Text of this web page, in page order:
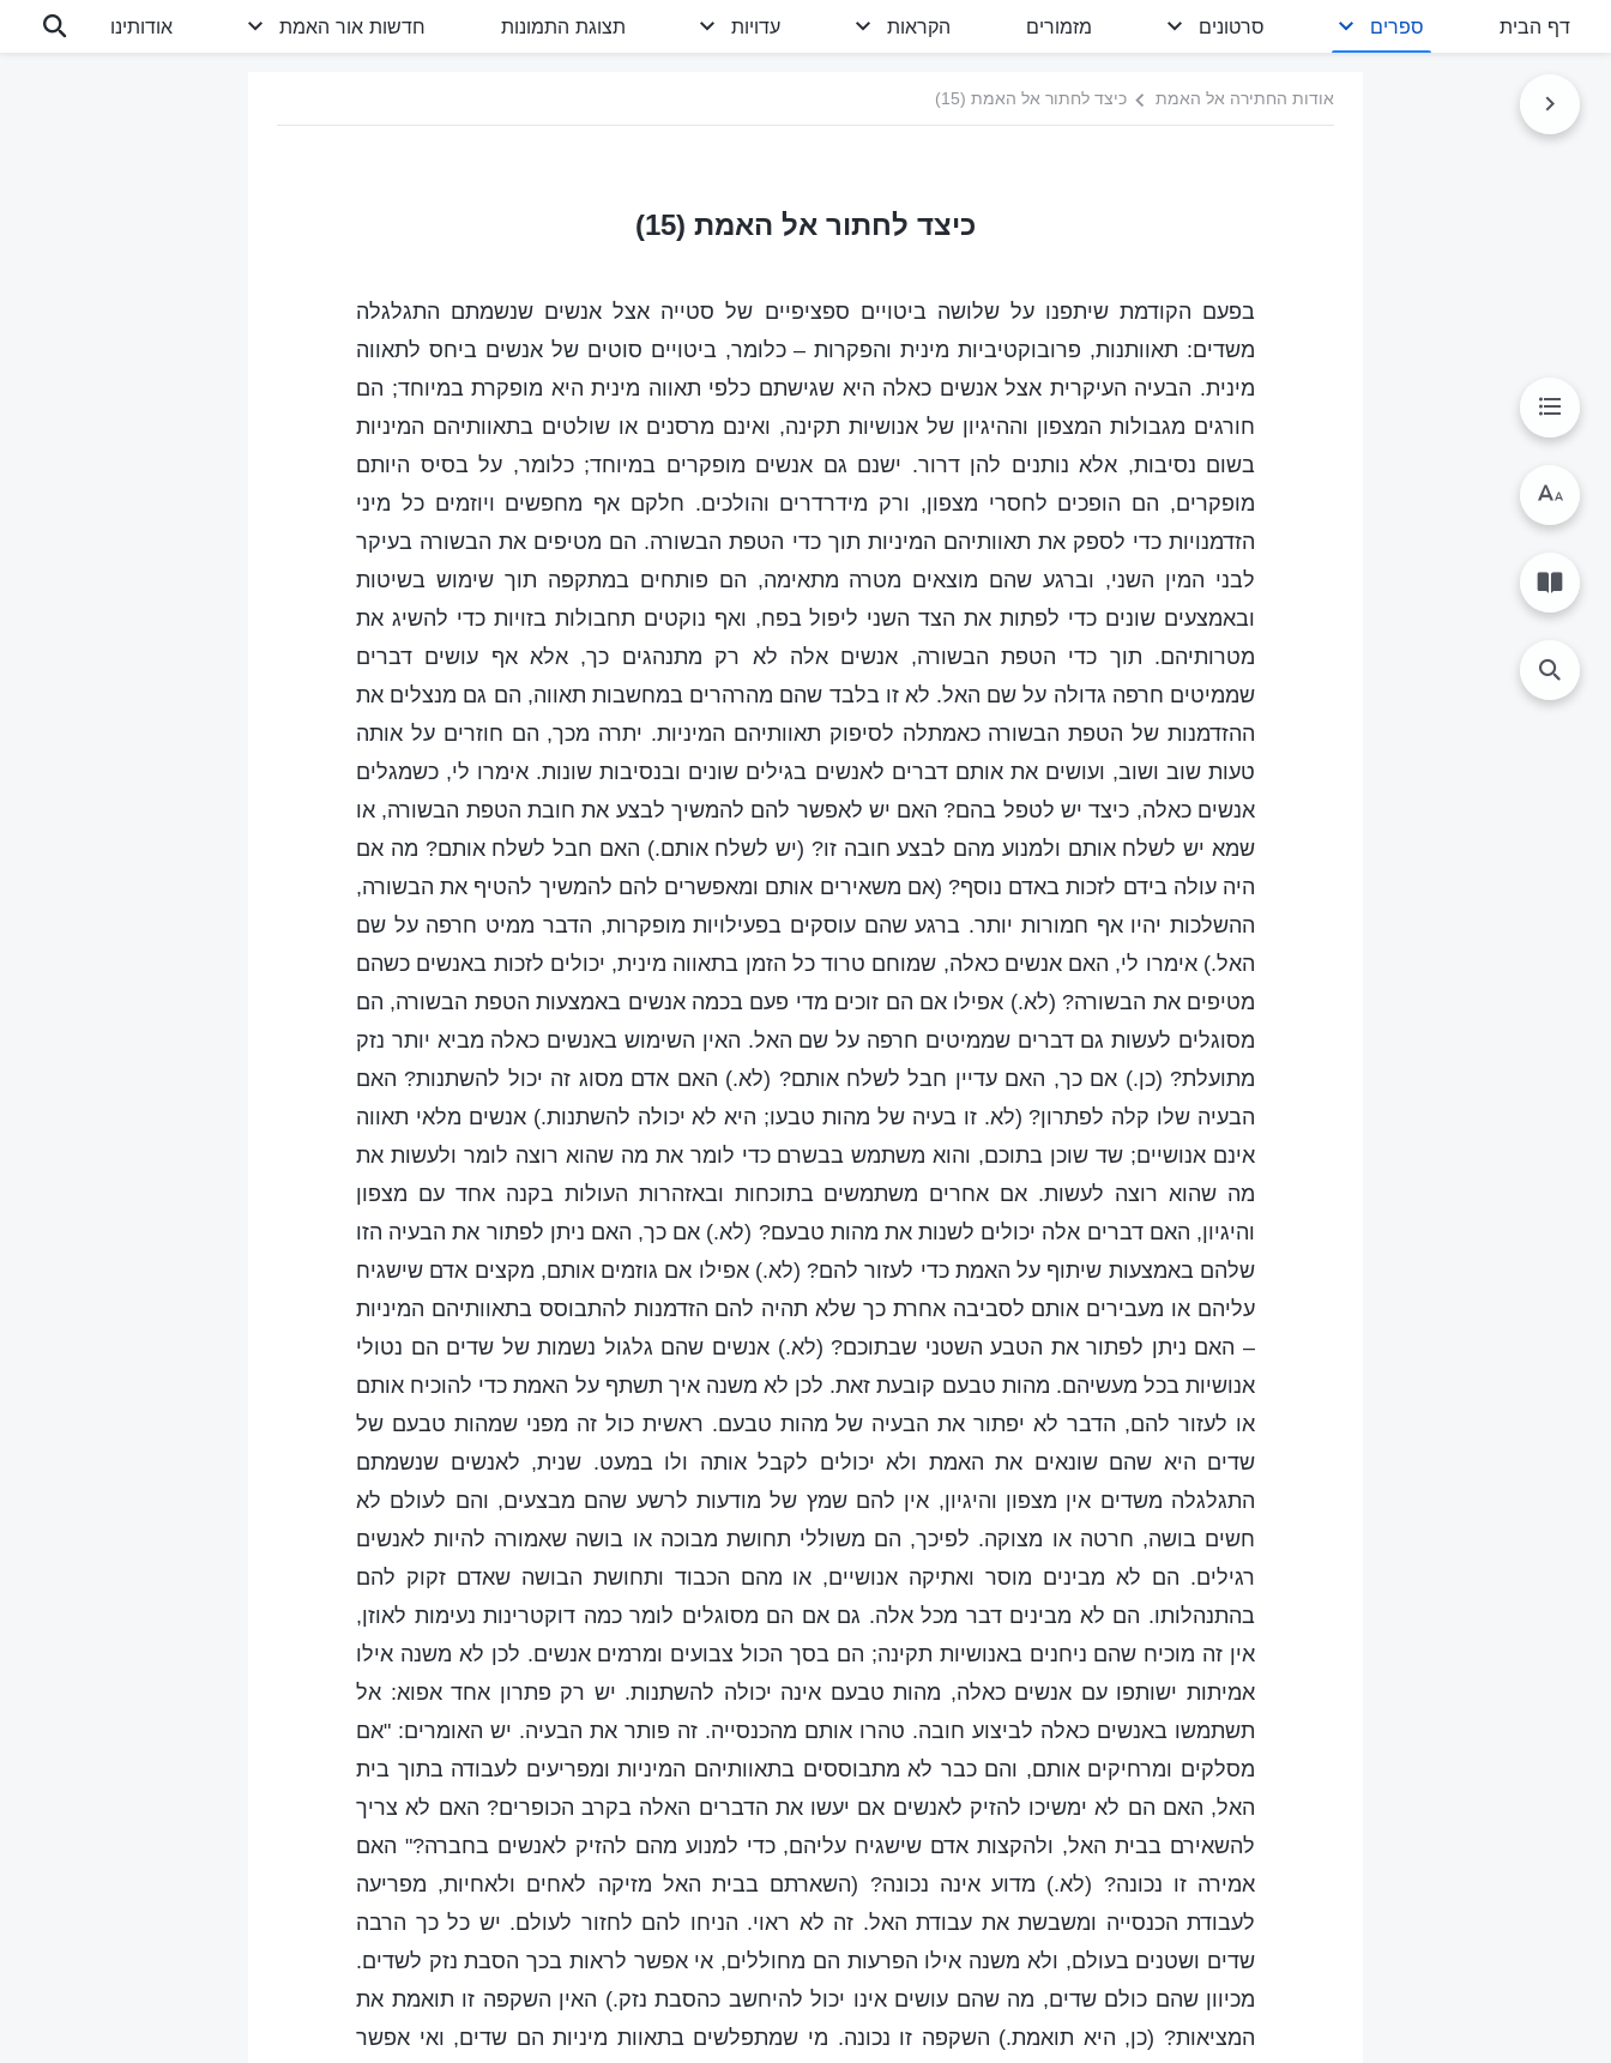
דף הבית ספרים סרטונים מזמורים הקראות עדויות תצוגת התמונות חדשות אור האמת אודותינו
אודות החתירה אל האמת כיצד לחתור אל האמת (15)
כיצד לחתור אל האמת (15)
בפעם הקודמת שיתפנו על שלושה ביטויים ספציפיים של סטייה אצל אנשים שנשמתם התגלגלה
משדים: תאוותנות, פרובוקטיביות מינית והפקרות – כלומר, ביטויים סוטים של אנשים ביחס לתאווה
מינית. הבעיה העיקרית אצל אנשים כאלה היא שגישתם כלפי תאווה מינית היא מופקרת במיוחד; הם
חורגים מגבולות המצפון וההיגיון של אנושיות תקינה, ואינם מרסנים או שולטים בתאוותיהם המיניות
בשום נסיבות, אלא נותנים להן דרור. ישנם גם אנשים מופקרים במיוחד; כלומר, על בסיס היותם
מופקרים, הם הופכים לחסרי מצפון, ורק מידרדרים והולכים. חלקם אף מחפשים ויוזמים כל מיני
הזדמנויות כדי לספק את תאוותיהם המיניות תוך כדי הטפת הבשורה. הם מטיפים את הבשורה בעיקר
לבני המין השני, וברגע שהם מוצאים מטרה מתאימה, הם פותחים במתקפה תוך שימוש בשיטות
ובאמצעים שונים כדי לפתות את הצד השני ליפול בפח, ואף נוקטים תחבולות בזויות כדי להשיג את
מטרותיהם. תוך כדי הטפת הבשורה, אנשים אלה לא רק מתנהגים כך, אלא אף עושים דברים
שממיטים חרפה גדולה על שם האל. לא זו בלבד שהם מהרהרים במחשבות תאווה, הם גם מנצלים את
ההזדמנות של הטפת הבשורה כאמתלה לסיפוק תאוותיהם המיניות. יתרה מכך, הם חוזרים על אותה
טעות שוב ושוב, ועושים את אותם דברים לאנשים בגילים שונים ובנסיבות שונות. אימרו לי, כשמגלים
אנשים כאלה, כיצד יש לטפל בהם? האם יש לאפשר להם להמשיך לבצע את חובת הטפת הבשורה, או
שמא יש לשלח אותם ולמנוע מהם לבצע חובה זו? (יש לשלח אותם.) האם חבל לשלח אותם? מה אם
היה עולה בידם לזכות באדם נוסף? (אם משאירים אותם ומאפשרים להם להמשיך להטיף את הבשורה,
ההשלכות יהיו אף חמורות יותר. ברגע שהם עוסקים בפעילויות מופקרות, הדבר ממיט חרפה על שם
האל.) אימרו לי, האם אנשים כאלה, שמוחם טרוד כל הזמן בתאווה מינית, יכולים לזכות באנשים כשהם
מטיפים את הבשורה? (לא.) אפילו אם הם זוכים מדי פעם בכמה אנשים באמצעות הטפת הבשורה, הם
מסוגלים לעשות גם דברים שממיטים חרפה על שם האל. האין השימוש באנשים כאלה מביא יותר נזק
מתועלת? (כן.) אם כך, האם עדיין חבל לשלח אותם? (לא.) האם אדם מסוג זה יכול להשתנות? האם
הבעיה שלו קלה לפתרון? (לא. זו בעיה של מהות טבעו; היא לא יכולה להשתנות.) אנשים מלאי תאווה
אינם אנושיים; שד שוכן בתוכם, והוא משתמש בבשרם כדי לומר את מה שהוא רוצה לומר ולעשות את
מה שהוא רוצה לעשות. אם אחרים משתמשים בתוכחות ובאזהרות העולות בקנה אחד עם מצפון
והיגיון, האם דברים אלה יכולים לשנות את מהות טבעם? (לא.) אם כך, האם ניתן לפתור את הבעיה הזו
שלהם באמצעות שיתוף על האמת כדי לעזור להם? (לא.) אפילו אם גוזמים אותם, מקצים אדם שישגיח
עליהם או מעבירים אותם לסביבה אחרת כך שלא תהיה להם הזדמנות להתבוסס בתאוותיהם המיניות
– האם ניתן לפתור את הטבע השטני שבתוכם? (לא.) אנשים שהם גלגול נשמות של שדים הם נטולי
אנושיות בכל מעשיהם. מהות טבעם קובעת זאת. לכן לא משנה איך תשתף על האמת כדי להוכיח אותם
או לעזור להם, הדבר לא יפתור את הבעיה של מהות טבעם. ראשית כול זה מפני שמהות טבעם של
שדים היא שהם שונאים את האמת ולא יכולים לקבל אותה ולו במעט. שנית, לאנשים שנשמתם
התגלגלה משדים אין מצפון והיגיון, אין להם שמץ של מודעות לרשע שהם מבצעים, והם לעולם לא
חשים בושה, חרטה או מצוקה. לפיכך, הם משוללי תחושת מבוכה או בושה שאמורה להיות לאנשים
רגילים. הם לא מבינים מוסר ואתיקה אנושיים, או מהם הכבוד ותחושת הבושה שאדם זקוק להם
בהתנהלותו. הם לא מבינים דבר מכל אלה. גם אם הם מסוגלים לומר כמה דוקטרינות נעימות לאוזן,
אין זה מוכיח שהם ניחנים באנושיות תקינה; הם בסך הכול צבועים ומרמים אנשים. לכן לא משנה אילו
אמיתות ישותפו עם אנשים כאלה, מהות טבעם אינה יכולה להשתנות. יש רק פתרון אחד אפוא: אל
תשתמשו באנשים כאלה לביצוע חובה. טהרו אותם מהכנסייה. זה פותר את הבעיה. יש האומרים: "אם
מסלקים ומרחיקים אותם, והם כבר לא מתבוססים בתאוותיהם המיניות ומפריעים לעבודה בתוך בית
האל, האם הם לא ימשיכו להזיק לאנשים אם יעשו את הדברים האלה בקרב הכופרים? האם לא צריך
להשאירם בבית האל, ולהקצות אדם שישגיח עליהם, כדי למנוע מהם להזיק לאנשים בחברה?" האם
אמירה זו נכונה? (לא.) מדוע אינה נכונה? (השארתם בבית האל מזיקה לאחים ולאחיות, מפריעה
לעבודת הכנסייה ומשבשת את עבודת האל. זה לא ראוי. הניחו להם לחזור לעולם. יש כל כך הרבה
שדים ושטנים בעולם, ולא משנה אילו הפרעות הם מחוללים, אי אפשר לראות בכך הסבת נזק לשדים.
מכיוון שהם כולם שדים, מה שהם עושים אינו יכול להיחשב כהסבת נזק.) האין השקפה זו תואמת את
המציאות? (כן, היא תואמת.) השקפה זו נכונה. מי שמתפלשים בתאוות מיניות הם שדים, ואי אפשר